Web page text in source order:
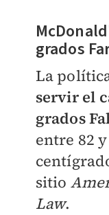
grados
La
servir el
grados
entre 82
sitio
Law.